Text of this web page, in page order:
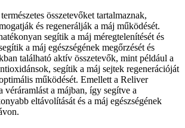
összetevőket tartalmaznak,
és regenerálják a máj működését.
segítik a máj méregtelenítését és
a máj egészségének megőrzését és
található aktív összetevők, mint például a
segítik a máj sejtek regenerációját
működését. Emellett a Reliver
véráramlást a májban, így segítve a
eltávolítását és a máj egészségének